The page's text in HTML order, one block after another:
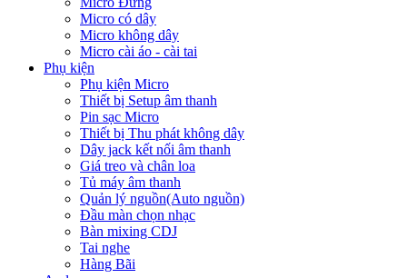
Micro có dây
Micro không dây
Micro cài áo - cài tai
Phụ kiện
Phụ kiện Micro
Thiết bị Setup âm thanh
Pin sạc Micro
Thiết bị Thu phát không dây
Dây jack kết nối âm thanh
Giá treo và chân loa
Tủ máy âm thanh
Quản lý nguồn(Auto nguồn)
Đầu màn chọn nhạc
Bàn mixing CDJ
Tai nghe
Hàng Bãi